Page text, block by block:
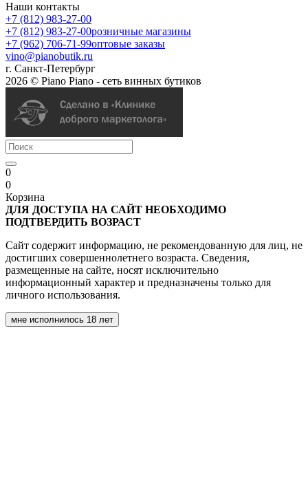
Наши контакты
+7 (812) 983-27-00
+7 (812) 983-27-00розничные магазины
+7 (962) 706-71-99оптовые заказы
vino@pianobutik.ru
г. Санкт-Петербург
2026 © Piano Piano - сеть винных бутиков
0
0
Корзина
ДЛЯ ДОСТУПА НА САЙТ НЕОБХОДИМО
ПОДТВЕРДИТЬ ВОЗРАСТ
Сайт содержит информацию, не рекомендованную для лиц, не
достигших совершеннолетнего возраста. Сведения,
размещенные на сайте, носят исключительно
информационный характер и предназначены только для
личного использования.
мне исполнилось 18 лет